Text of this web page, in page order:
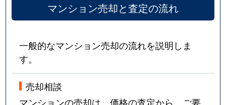
マンション売却と査定の流れ
一般的なマンション売却の流れを説明しま
す。
売却相談
マンションの売却は、価格の査定から。ご要